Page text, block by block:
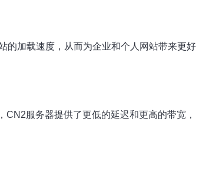
的加载速度，从而为企业和个人网站带来更好
服务器提供了更低的延迟和更高的带宽，